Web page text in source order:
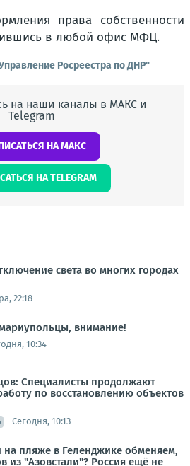
права собственности
в любой офис МФЦ.
Росреестра по ДНР"
на наши каналы в МАКС и
Telegram
НА МАКС
НА TELEGRAM
света во многих городах
22:18
внимание!
10:34
Специалисты продолжают
по восстановлению объектов
Сегодня, 10:13
на пляже в Геленджике обменяем,
из "Азовстали"? Россия ещё не